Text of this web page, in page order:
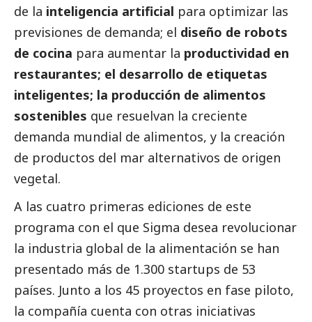
de la inteligencia artificial para optimizar las
previsiones de demanda; el diseño de robots
de cocina para aumentar la productividad en
restaurantes; el desarrollo de etiquetas
inteligentes; la producción de alimentos
sostenibles que resuelvan la creciente
demanda mundial de alimentos, y la creación
de productos del mar alternativos de origen
vegetal.
A las cuatro primeras ediciones de este
programa con el que Sigma desea revolucionar
la industria global de la alimentación se han
presentado más de 1.300 startups de 53
países. Junto a los 45 proyectos en fase piloto,
la compañía cuenta con otras iniciativas